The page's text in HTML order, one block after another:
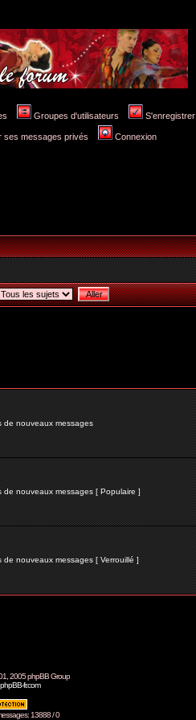
Groupes d'utilisateurs S'enregistrer
ses messages privés Connexion
de nouveaux messages
de nouveaux messages [ Populaire ]
de nouveaux messages [ Verrouillé ]
2005 phpBB Group
phpBB-fr.com
13888 / 0